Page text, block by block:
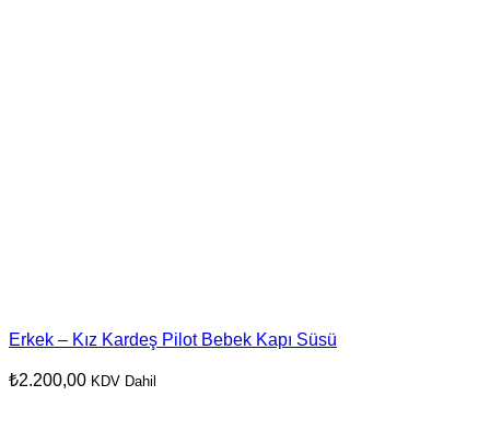
Erkek – Kız Kardeş Pilot Bebek Kapı Süsü
₺2.200,00 KDV Dahil